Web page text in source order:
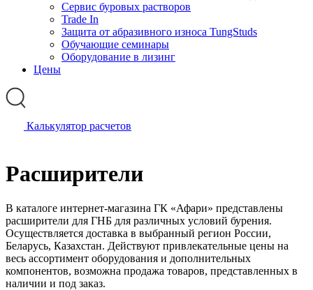
Сервис буровых растворов
Trade In
Защита от абразивного износа TungStuds
Обучающие семинары
Оборудование в лизинг
Цены
Калькулятор расчетов
Расширители
В каталоге интернет-магазина ГК «Афари» представлены
расширители для ГНБ для различных условий бурения.
Осуществляется доставка в выбранный регион России,
Беларусь, Казахстан. Действуют привлекательные цены на
весь ассортимент оборудования и дополнительных
компонентов, возможна продажа товаров, представленных в
наличии и под заказ.